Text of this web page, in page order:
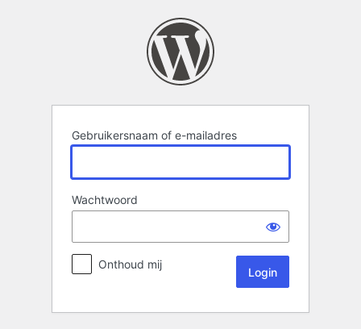
Gebruikersnaam of e-mailadres
Wachtwoord
Onthoud mij